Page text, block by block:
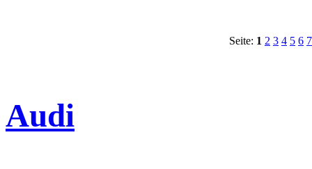
Seite: 1 2 3 4 5 6 7
Audi